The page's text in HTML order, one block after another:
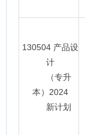
130504 产品设
计
（专升
本）2024
新计划